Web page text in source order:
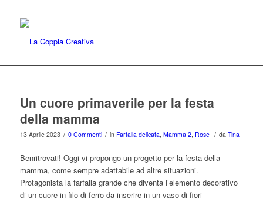
Un cuore primaverile per la festa
della mamma
13 Aprile 2023 / 0 Commenti / in Farfalla delicata, Mamma 2, Rose / da Tina
Benritrovati! Oggi vi propongo un progetto per la festa della
mamma, come sempre adattabile ad altre situazioni.
Protagonista la farfalla grande che diventa l’elemento decorativo
di un cuore in filo di ferro da inserire in un vaso di fiori